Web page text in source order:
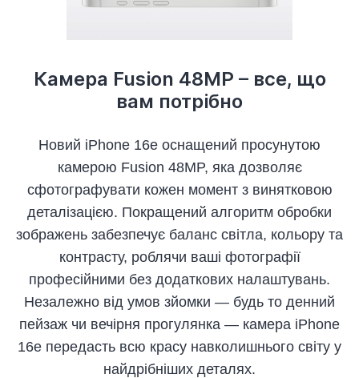
Камера Fusion 48MP – все, що
вам потрібно
Новий iPhone 16e оснащений просунутою
камерою Fusion 48MP, яка дозволяє
сфотографувати кожен момент з винятковою
деталізацією. Покращений алгоритм обробки
зображень забезпечує баланс світла, кольору та
контрасту, роблячи ваші фотографії
професійними без додаткових налаштувань.
Незалежно від умов зйомки — будь то денний
пейзаж чи вечірня прогулянка — камера iPhone
16e передасть всю красу навколишнього світу у
найдрібніших деталях.